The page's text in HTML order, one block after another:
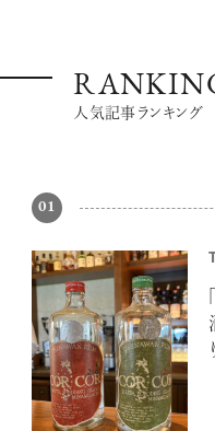
人気記事ランキング
01